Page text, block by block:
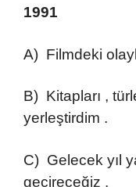
1991
A) Filmdeki
B) Kitapları ,
yerleştirdim .
C) Gelecek yıl
geçireceğiz .